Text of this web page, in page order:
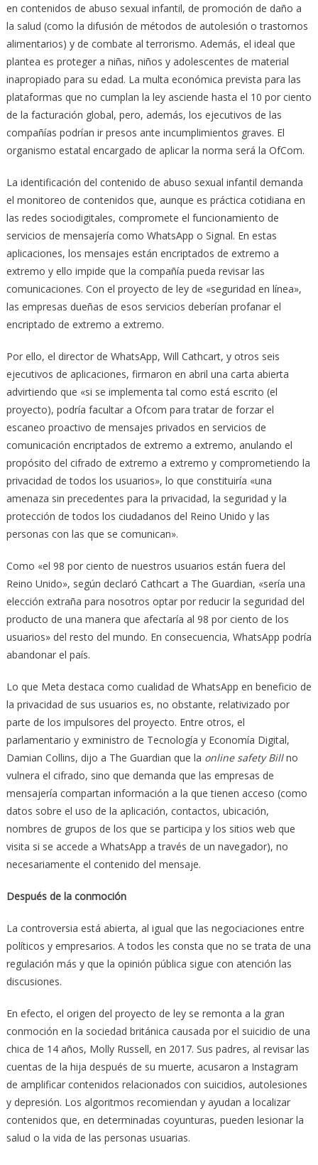
en contenidos de abuso sexual infantil, de promoción de daño a
la salud (como la difusión de métodos de autolesión o trastornos
alimentarios) y de combate al terrorismo. Además, el ideal que
plantea es proteger a niñas, niños y adolescentes de material
inapropiado para su edad. La multa económica prevista para las
plataformas que no cumplan la ley asciende hasta el 10 por ciento
de la facturación global, pero, además, los ejecutivos de las
compañías podrían ir presos ante incumplimientos graves. El
organismo estatal encargado de aplicar la norma será la OfCom.
La identificación del contenido de abuso sexual infantil demanda
el monitoreo de contenidos que, aunque es práctica cotidiana en
las redes sociodigitales, compromete el funcionamiento de
servicios de mensajería como WhatsApp o Signal. En estas
aplicaciones, los mensajes están encriptados de extremo a
extremo y ello impide que la compañía pueda revisar las
comunicaciones. Con el proyecto de ley de «seguridad en línea»,
las empresas dueñas de esos servicios deberían profanar el
encriptado de extremo a extremo.
Por ello, el director de WhatsApp, Will Cathcart, y otros seis
ejecutivos de aplicaciones, firmaron en abril una carta abierta
advirtiendo que «si se implementa tal como está escrito (el
proyecto), podría facultar a Ofcom para tratar de forzar el
escaneo proactivo de mensajes privados en servicios de
comunicación encriptados de extremo a extremo, anulando el
propósito del cifrado de extremo a extremo y comprometiendo la
privacidad de todos los usuarios», lo que constituiría «una
amenaza sin precedentes para la privacidad, la seguridad y la
protección de todos los ciudadanos del Reino Unido y las
personas con las que se comunican».
Como «el 98 por ciento de nuestros usuarios están fuera del
Reino Unido», según declaró Cathcart a The Guardian, «sería una
elección extraña para nosotros optar por reducir la seguridad del
producto de una manera que afectaría al 98 por ciento de los
usuarios» del resto del mundo. En consecuencia, WhatsApp podría
abandonar el país.
Lo que Meta destaca como cualidad de WhatsApp en beneficio de
la privacidad de sus usuarios es, no obstante, relativizado por
parte de los impulsores del proyecto. Entre otros, el
parlamentario y exministro de Tecnología y Economía Digital,
Damian Collins, dijo a The Guardian que la online safety Billno
vulnera el cifrado, sino que demanda que las empresas de
mensajería compartan información a la que tienen acceso (como
datos sobre el uso de la aplicación, contactos, ubicación,
nombres de grupos de los que se participa y los sitios web que
visita si se accede a WhatsApp a través de un navegador), no
necesariamente el contenido del mensaje.
Después de la conmoción
La controversia está abierta, al igual que las negociaciones entre
políticos y empresarios. A todos les consta que no se trata de una
regulación más y que la opinión pública sigue con atención las
discusiones.
En efecto, el origen del proyecto de ley se remonta a la gran
conmoción en la sociedad británica causada por el suicidio de una
chica de 14 años, Molly Russell, en 2017. Sus padres, al revisar las
cuentas de la hija después de su muerte, acusaron a Instagram
de amplificar contenidos relacionados con suicidios, autolesiones
y depresión. Los algoritmos recomiendan y ayudan a localizar
contenidos que, en determinadas coyunturas, pueden lesionar la
salud o la vida de las personas usuarias.